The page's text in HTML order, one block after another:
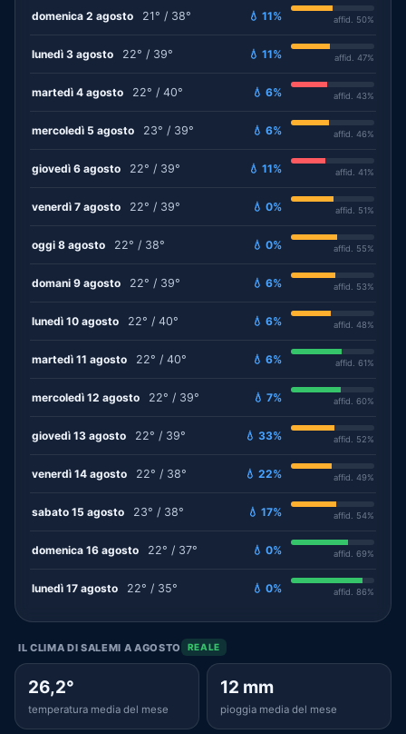
domenica 2 agosto 21° / 38° 💧 11% affid. 50%
lunedì 3 agosto 22° / 39° 💧 11% affid. 47%
martedì 4 agosto 22° / 40° 💧 6% affid. 43%
mercoledì 5 agosto 23° / 39° 💧 6% affid. 46%
giovedì 6 agosto 22° / 39° 💧 11% affid. 41%
venerdì 7 agosto 22° / 39° 💧 0% affid. 51%
oggi 8 agosto 22° / 38° 💧 0% affid. 55%
domani 9 agosto 22° / 39° 💧 6% affid. 53%
lunedì 10 agosto 22° / 40° 💧 6% affid. 48%
martedì 11 agosto 22° / 40° 💧 6% affid. 61%
mercoledì 12 agosto 22° / 39° 💧 7% affid. 60%
giovedì 13 agosto 22° / 39° 💧 33% affid. 52%
venerdì 14 agosto 22° / 38° 💧 22% affid. 49%
sabato 15 agosto 23° / 38° 💧 17% affid. 54%
domenica 16 agosto 22° / 37° 💧 0% affid. 69%
lunedì 17 agosto 22° / 35° 💧 0% affid. 86%
IL CLIMA DI SALEMI A AGOSTO REALE
26,2°
temperatura media del mese
12 mm
pioggia media del mese